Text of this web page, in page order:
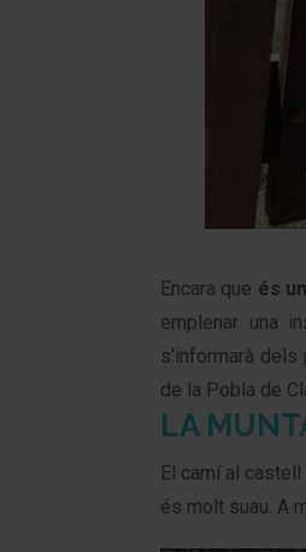
Encara que és
emplenar una
s’informarà
de la Pobla de
LA
El camí al
és molt suau. A